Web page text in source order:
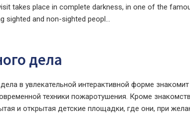
takes place in complete darkness, in one of the
sighted and non-sighted peopl...
дела
в увлекательной интерактивной форме
техники пожаротушения. Кроме
и открытая детские площадки, где они, при